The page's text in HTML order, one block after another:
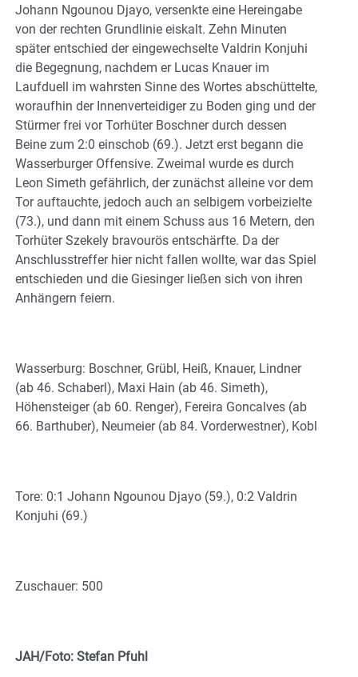
Johann Ngounou Djayo, versenkte eine Hereingabe
von der rechten Grundlinie eiskalt. Zehn Minuten
später entschied der eingewechselte Valdrin Konjuhi
die Begegnung, nachdem er Lucas Knauer im
Laufduell im wahrsten Sinne des Wortes abschüttelte,
woraufhin der Innenverteidiger zu Boden ging und der
Stürmer frei vor Torhüter Boschner durch dessen
Beine zum 2:0 einschob (69.). Jetzt erst begann die
Wasserburger Offensive. Zweimal wurde es durch
Leon Simeth gefährlich, der zunächst alleine vor dem
Tor auftauchte, jedoch auch an selbigem vorbeizielte
(73.), und dann mit einem Schuss aus 16 Metern, den
Torhüter Szekely bravourös entschärfte. Da der
Anschlusstreffer hier nicht fallen wollte, war das Spiel
entschieden und die Giesinger ließen sich von ihren
Anhängern feiern.
Wasserburg: Boschner, Grübl, Heiß, Knauer, Lindner
(ab 46. Schaberl), Maxi Hain (ab 46. Simeth),
Höhensteiger (ab 60. Renger), Fereira Goncalves (ab
66. Barthuber), Neumeier (ab 84. Vorderwestner), Kobl
Tore: 0:1 Johann Ngounou Djayo (59.), 0:2 Valdrin
Konjuhi (69.)
Zuschauer: 500
JAH/Foto: Stefan Pfuhl